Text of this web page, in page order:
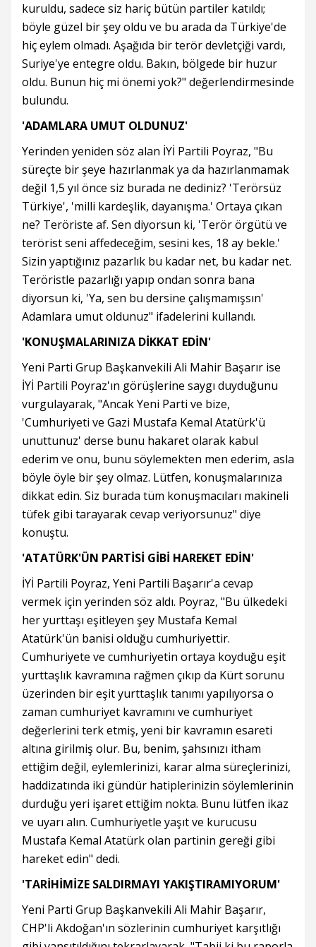
kuruldu, sadece siz hariç bütün partiler katıldı;
böyle güzel bir şey oldu ve bu arada da Türkiye'de
hiç eylem olmadı. Aşağıda bir terör devletçiği vardı,
Suriye'ye entegre oldu. Bakın, bölgede bir huzur
oldu. Bunun hiç mi önemi yok?" değerlendirmesinde
bulundu.
'ADAMLARA UMUT OLDUNUZ'
Yerinden yeniden söz alan İYİ Partili Poyraz, "Bu
süreçte bir şeye hazırlanmak ya da hazırlanmamak
değil 1,5 yıl önce siz burada ne dediniz? 'Terörsüz
Türkiye', 'milli kardeşlik, dayanışma.' Ortaya çıkan
ne? Teröriste af. Sen diyorsun ki, 'Terör örgütü ve
terörist seni affedeceğim, sesini kes, 18 ay bekle.'
Sizin yaptığınız pazarlık bu kadar net, bu kadar net.
Teröristle pazarlığı yapıp ondan sonra bana
diyorsun ki, 'Ya, sen bu dersine çalışmamışsın'
Adamlara umut oldunuz" ifadelerini kullandı.
'KONUŞMALARINIZA DİKKAT EDİN'
Yeni Parti Grup Başkanvekili Ali Mahir Başarır ise
İYİ Partili Poyraz'ın görüşlerine saygı duyduğunu
vurgulayarak, "Ancak Yeni Parti ve bize,
'Cumhuriyeti ve Gazi Mustafa Kemal Atatürk'ü
unuttunuz' derse bunu hakaret olarak kabul
ederim ve onu, bunu söylemekten men ederim, asla
böyle öyle bir şey olmaz. Lütfen, konuşmalarınıza
dikkat edin. Siz burada tüm konuşmacıları makineli
tüfek gibi tarayarak cevap veriyorsunuz" diye
konuştu.
'ATATÜRK'ÜN PARTİSİ GİBİ HAREKET EDİN'
İYİ Partili Poyraz, Yeni Partili Başarır'a cevap
vermek için yerinden söz aldı. Poyraz, "Bu ülkedeki
her yurttaşı eşitleyen şey Mustafa Kemal
Atatürk'ün banisi olduğu cumhuriyettir.
Cumhuriyete ve cumhuriyetin ortaya koyduğu eşit
yurttaşlık kavramına rağmen çıkıp da Kürt sorunu
üzerinden bir eşit yurttaşlık tanımı yapılıyorsa o
zaman cumhuriyet kavramını ve cumhuriyet
değerlerini terk etmiş, yeni bir kavramın esareti
altına girilmiş olur. Bu, benim, şahsınızı itham
ettiğim değil, eylemlerinizi, karar alma süreçlerinizi,
haddizatında iki gündür hatiplerinizin söylemlerinin
durduğu yeri işaret ettiğim nokta. Bunu lütfen ikaz
ve uyarı alın. Cumhuriyetle yaşıt ve kurucusu
Mustafa Kemal Atatürk olan partinin gereği gibi
hareket edin" dedi.
'TARİHİMİZE SALDIRMAYI YAKIŞTIRAMIYORUM'
Yeni Parti Grup Başkanvekili Ali Mahir Başarır,
CHP'li Akdoğan'ın sözlerinin cumhuriyet karşıtlığı